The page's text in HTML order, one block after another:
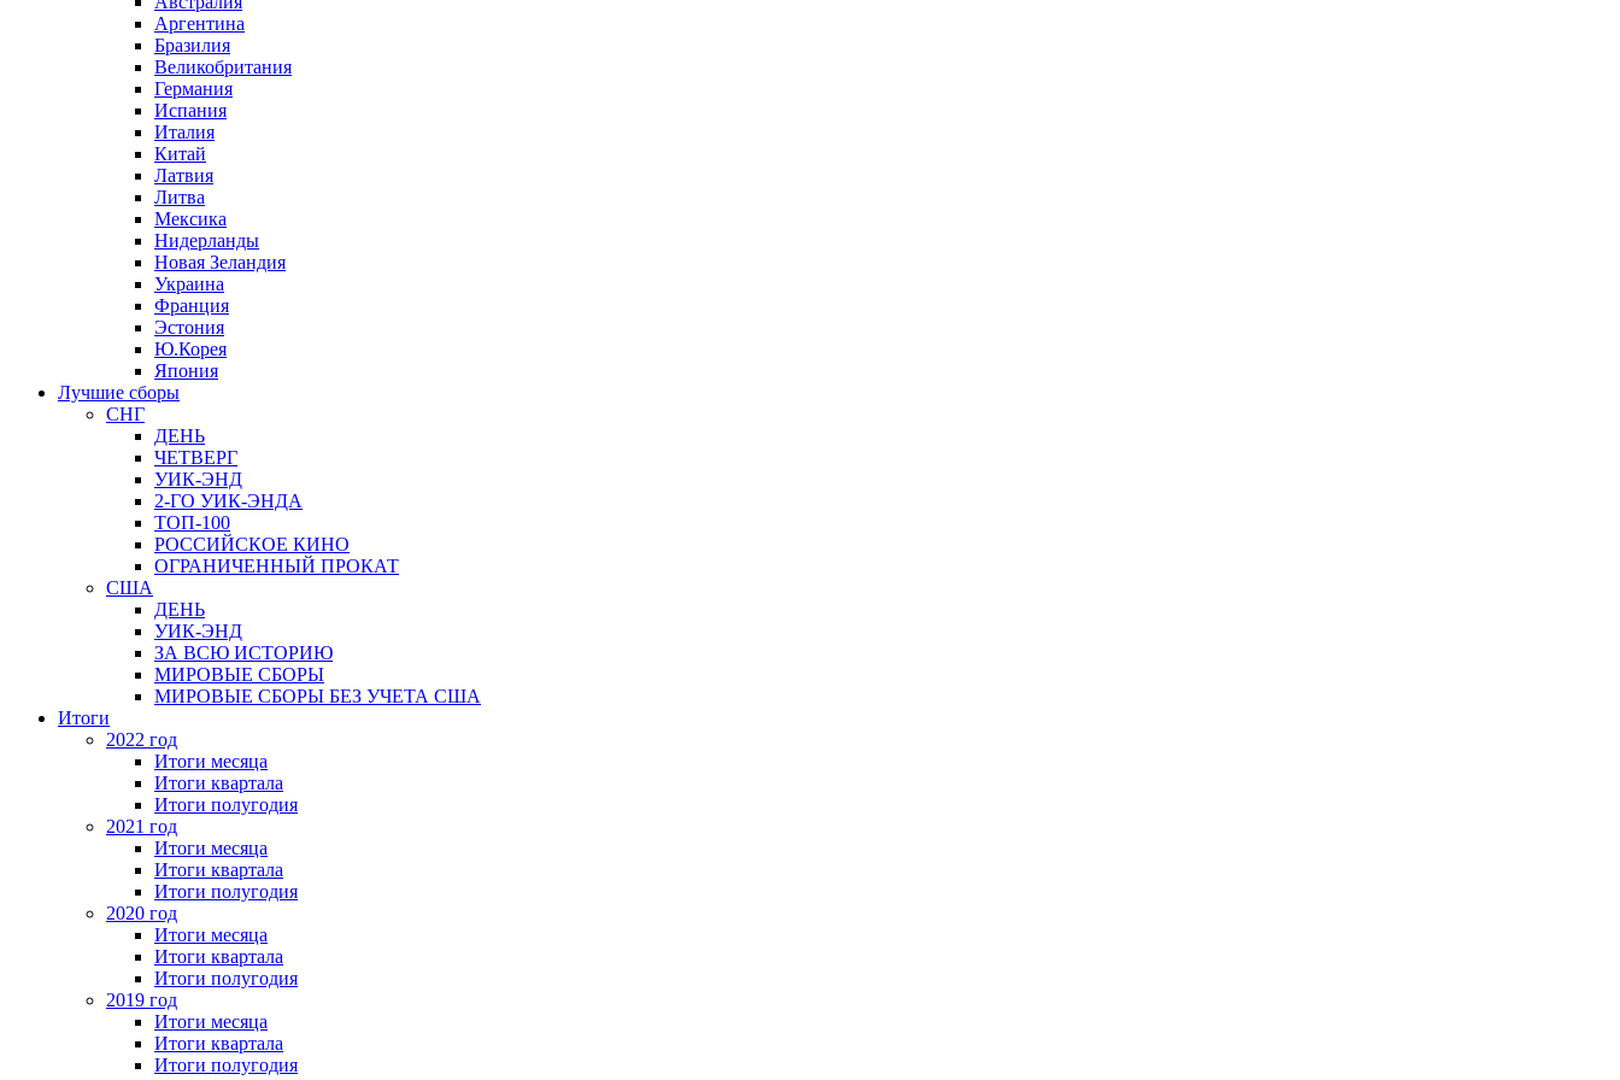
Аргентина
Бразилия
Великобритания
Германия
Испания
Италия
Китай
Латвия
Литва
Мексика
Нидерланды
Новая Зеландия
Украина
Франция
Эстония
Ю.Корея
Япония
Лучшие сборы
СНГ
ДЕНЬ
ЧЕТВЕРГ
УИК-ЭНД
2-ГО УИК-ЭНДА
ТОП-100
РОССИЙСКОЕ КИНО
ОГРАНИЧЕННЫЙ ПРОКАТ
США
ДЕНЬ
УИК-ЭНД
ЗА ВСЮ ИСТОРИЮ
МИРОВЫЕ СБОРЫ
МИРОВЫЕ СБОРЫ БЕЗ УЧЕТА США
Итоги
2022 год
Итоги месяца
Итоги квартала
Итоги полугодия
2021 год
Итоги месяца
Итоги квартала
Итоги полугодия
2020 год
Итоги месяца
Итоги квартала
Итоги полугодия
2019 год
Итоги месяца
Итоги квартала
Итоги полугодия